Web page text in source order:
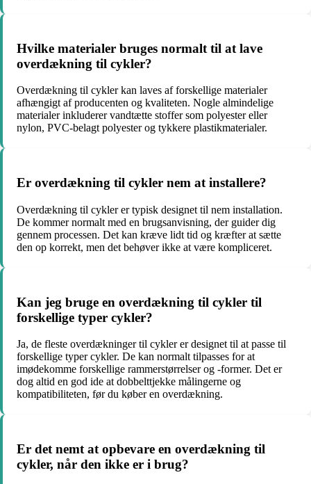
Hvilke materialer bruges normalt til at lave
overdækning til cykler?
Overdækning til cykler kan laves af forskellige materialer
afhængigt af producenten og kvaliteten. Nogle almindelige
materialer inkluderer vandtætte stoffer som polyester eller
nylon, PVC-belagt polyester og tykkere plastikmaterialer.
Er overdækning til cykler nem at installere?
Overdækning til cykler er typisk designet til nem installation.
De kommer normalt med en brugsanvisning, der guider dig
gennem processen. Det kan kræve lidt tid og kræfter at sætte
den op korrekt, men det behøver ikke at være kompliceret.
Kan jeg bruge en overdækning til cykler til
forskellige typer cykler?
Ja, de fleste overdækninger til cykler er designet til at passe til
forskellige typer cykler. De kan normalt tilpasses for at
imødekomme forskellige rammerstørrelser og -former. Det er
dog altid en god ide at dobbelttjekke målingerne og
kompatibiliteten, før du køber en overdækning.
Er det nemt at opbevare en overdækning til
cykler, når den ikke er i brug?